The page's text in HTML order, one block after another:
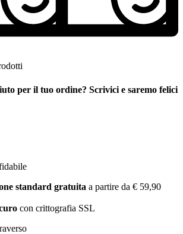
per il tuo ordine? Scrivici e saremo felici
standard gratuita a partire da € 59,90
con crittografia SSL